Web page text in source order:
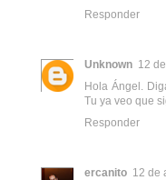
Responder
Unknown 12
Hola Ángel.
Tu ya veo que
Responder
ercanito 12 de